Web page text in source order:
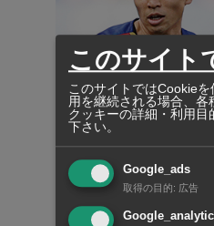
また攻撃陣にはディエ
ル国籍トリオが揃う。
このサイト
このサイトではCookie
用を継続される場合、各
クッキーの詳細・利用目
下さい。
Google_ads
取得の目的: 広告